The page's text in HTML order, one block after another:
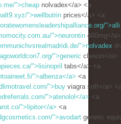
">cheap nolvadex</a> <a
">wellbutrin prices</a> <a
">alli
">neurontin 400mg</
">nolvadex
">generic cleocin</a>
">lisinopril tabs</a> <a
">albenza</a> <a
">buy viagra soft</a>
">atenolol</a> <a
">lipitor</a> <a
">avodart generic